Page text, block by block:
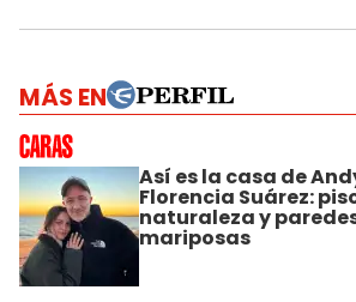
MÁS EN
Así es la casa de
Florencia Suárez:
naturaleza y
mariposas